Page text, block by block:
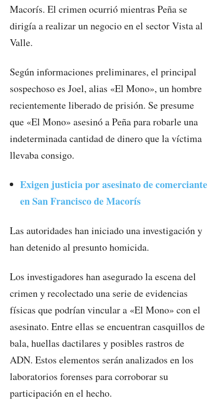
Macorís. El crimen ocurrió mientras Peña se
dirigía a realizar un negocio en el sector Vista al
Valle.
Según informaciones preliminares, el principal
sospechoso es Joel, alias «El Mono», un hombre
recientemente liberado de prisión. Se presume
que «El Mono» asesinó a Peña para robarle una
indeterminada cantidad de dinero que la víctima
llevaba consigo.
Exigen justicia por asesinato de comerciante
en San Francisco de Macorís
Las autoridades han iniciado una investigación y
han detenido al presunto homicida.
Los investigadores han asegurado la escena del
crimen y recolectado una serie de evidencias
físicas que podrían vincular a «El Mono» con el
asesinato. Entre ellas se encuentran casquillos de
bala, huellas dactilares y posibles rastros de
ADN. Estos elementos serán analizados en los
laboratorios forenses para corroborar su
participación en el hecho.